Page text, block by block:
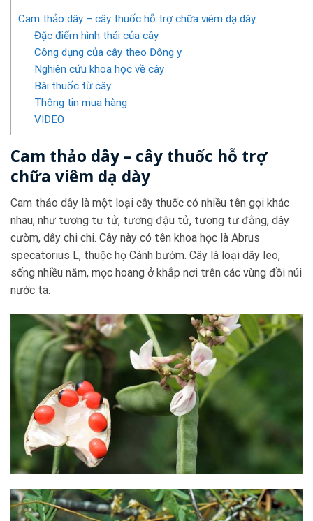
Cam thảo dây – cây thuốc hỗ trợ chữa viêm dạ dày
Đặc điểm hình thái của cây
Công dụng của cây theo Đông y
Nghiên cứu khoa học về cây
Bài thuốc từ cây
Thông tin mua hàng
VIDEO
Cam thảo dây – cây thuốc hỗ trợ
chữa viêm dạ dày
Cam thảo dây là một loại cây thuốc có nhiều tên gọi khác
nhau, như tương tư tử, tương đậu tử, tương tư đằng, dây
cườm, dây chi chi. Cây này có tên khoa học là Abrus
specatorius L, thuộc họ Cánh bướm. Cây là loại dây leo,
sống nhiều năm, mọc hoang ở khắp nơi trên các vùng đồi núi
nước ta.